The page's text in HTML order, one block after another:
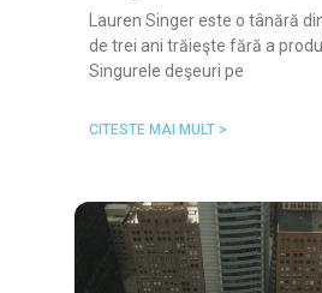
Lauren Singer este o tânără
de trei ani trăieşte fără a
Singurele deşeuri pe
CITESTE MAI MULT >